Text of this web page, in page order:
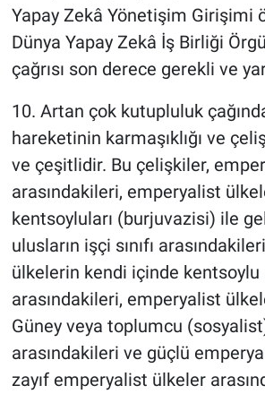
Yapay Zekâ Yönetişim Girişimi
Dünya Yapay Zekâ İş Birliği
çağrısı son derece gerekli ve
10. Artan çok kutupluluk
hareketinin karmaşıklığı ve
ve çeşitlidir. Bu çelişkiler,
arasındakileri, emperyalist
kentsoyluları (burjuvazisi) ile
ulusların işçi sınıfı
ülkelerin kendi içinde kentsoylu
arasındakileri, emperyalist
Güney veya toplumcu
arasındakileri ve güçlü
zayıf emperyalist ülkeler